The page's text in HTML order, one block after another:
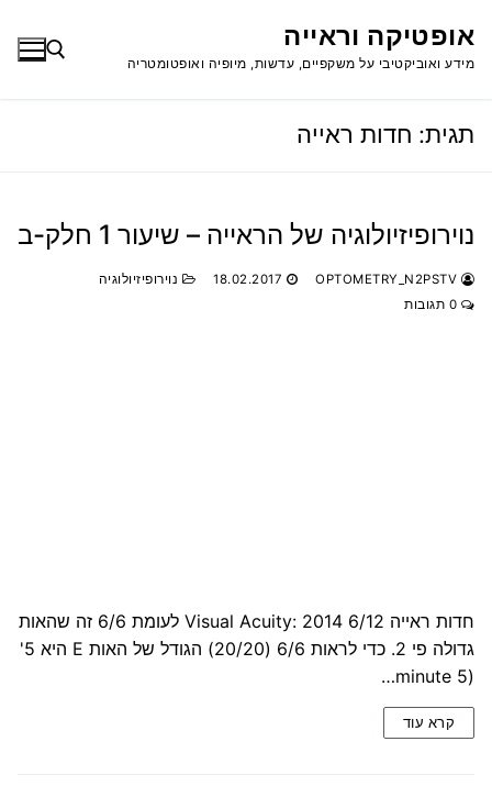
לתוכןאופטיקה וראייה
מידע ואוביקטיבי על משקפיים, עדשות, מיופיה ואופטומטריה
תגית: חדות ראייה
נוירופיזיולוגיה של הראייה – שיעור 1 חלק-ב
18.02.2017
נוירופיזיולוגיה
חדות ראייה Visual Acuity: 2014 6/12 לעומת 6/6 זה שהאות
גדולה פי 2. כדי לראות 6/6 (20/20) הגודל של האות E היא 5'
(5 minute…
קרא עוד